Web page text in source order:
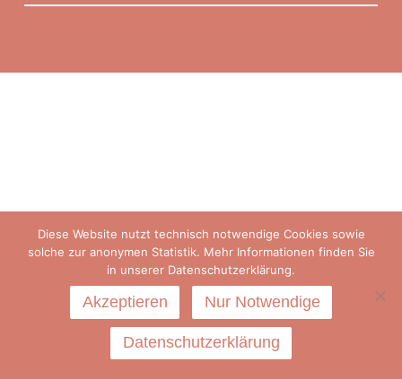
Diese Website nutzt technisch notwendige Cookies sowie
solche zur anonymen Statistik. Mehr Informationen finden Sie
in unserer Datenschutzerklärung.
Akzeptieren Nur Notwendige
Datenschutzerklärung